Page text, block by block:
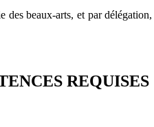
des beaux-arts, et par
REQUISES